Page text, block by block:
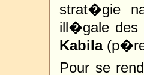
strat�gie
ill�gale des
Kabila
Pour se